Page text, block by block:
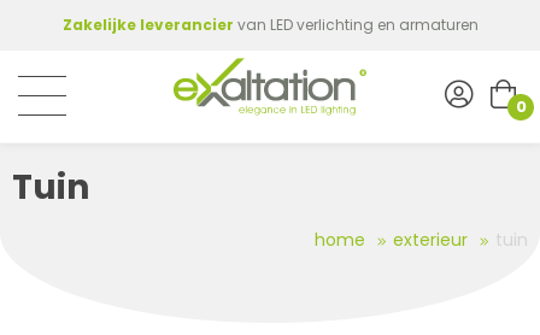
Zakelijke leverancier van LED verlichting en armaturen
0
Tuin
home exterieur tuin